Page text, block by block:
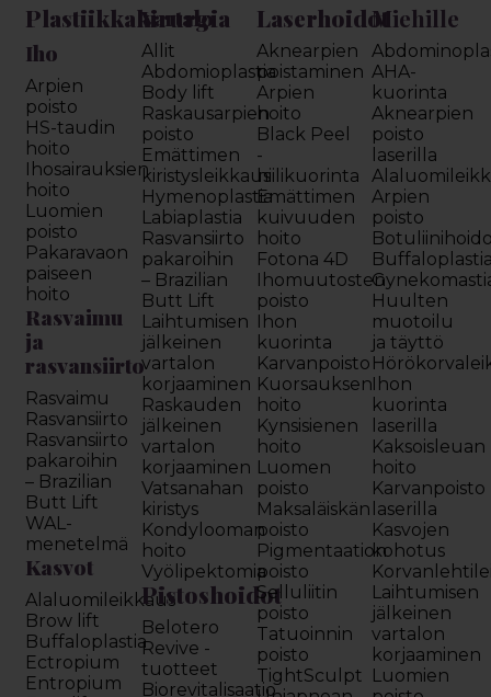
Plastiikkakirurgia
Iho
Arpien
poisto
HS-taudin
hoito
Ihosairauksien
hoito
Luomien
poisto
Pakaravaon
paiseen
hoito
Rasvaimu
ja
rasvansiirto
Rasvaimu
Rasvansiirto
Rasvansiirto
pakaroihin
– Brazilian
Butt Lift
WAL-
menetelmä
Kasvot
Alaluomileikkaus
Brow lift
Buffaloplastia
Ectropium
Entropium
Vartalo
Allit
Abdomioplastia
Body lift
Raskausarpien
poisto
Emättimen
kiristysleikkaus
Hymenoplastia
Labiaplastia
Rasvansiirto
pakaroihin
– Brazilian
Butt Lift
Laihtumisen
jälkeinen
vartalon
korjaaminen
Raskauden
jälkeinen
vartalon
korjaaminen
Vatsanahan
kiristys
Kondylooman
hoito
Vyölipektomia
Pistoshoidot
Belotero
Revive -
tuotteet
Biorevitalisaatio
Laserhoidot
Aknearpien
poistaminen
Arpien
hoito
Black Peel
-
hiilikuorinta
Emättimen
kuivuuden
hoito
Fotona 4D
Ihomuutosten
poisto
Ihon
kuorinta
Karvanpoisto
Kuorsauksen
hoito
Kynsisienen
hoito
Luomen
poisto
Maksaläiskän
poisto
Pigmentaation
poisto
Selluliitin
poisto
Tatuoinnin
poisto
TightSculpt
Miehille
AHA-
kuorinta
Aknearpien
poisto
laserilla
Arpien
poisto
Huulten
muotoilu
ja täyttö
Ihon
kuorinta
laserilla
Kaksoisleuan
hoito
Karvanpoisto
laserilla
Kasvojen
kohotus
Laihtumisen
jälkeinen
vartalon
korjaaminen
Luomien